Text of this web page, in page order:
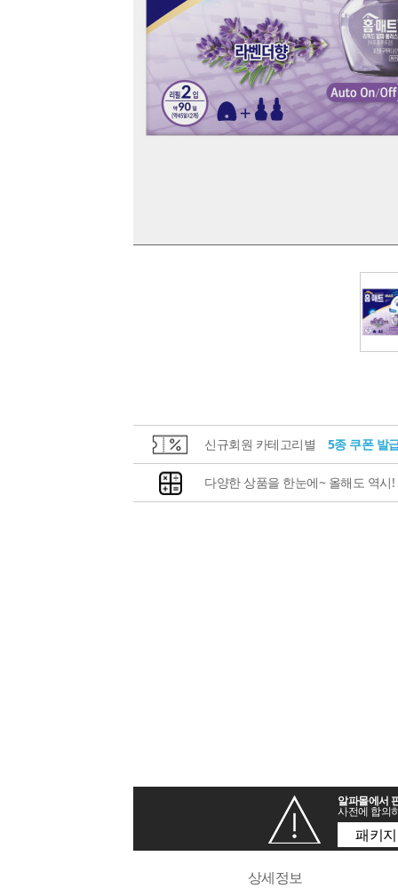
신규회원 카테고리별 5종 쿠폰 발
다양한 상품을 한눈에~ 올해도 역시!
알파몰에서
사전에 합의
패키
상세정보